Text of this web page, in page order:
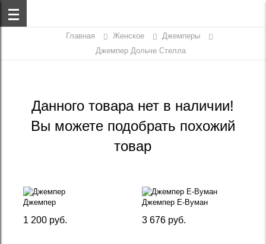
Главная Женское
Джемперы
Джемпер Дольче Стелла
Данного товара нет в наличии!
Вы можете подобрать похожий
товар
Джемпер
1 200 руб.
Джемпер Е-Вуман
3 676 руб.